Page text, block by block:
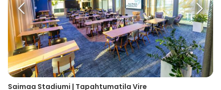
Saimaa Stadiumi | Tapahtumatila Vire